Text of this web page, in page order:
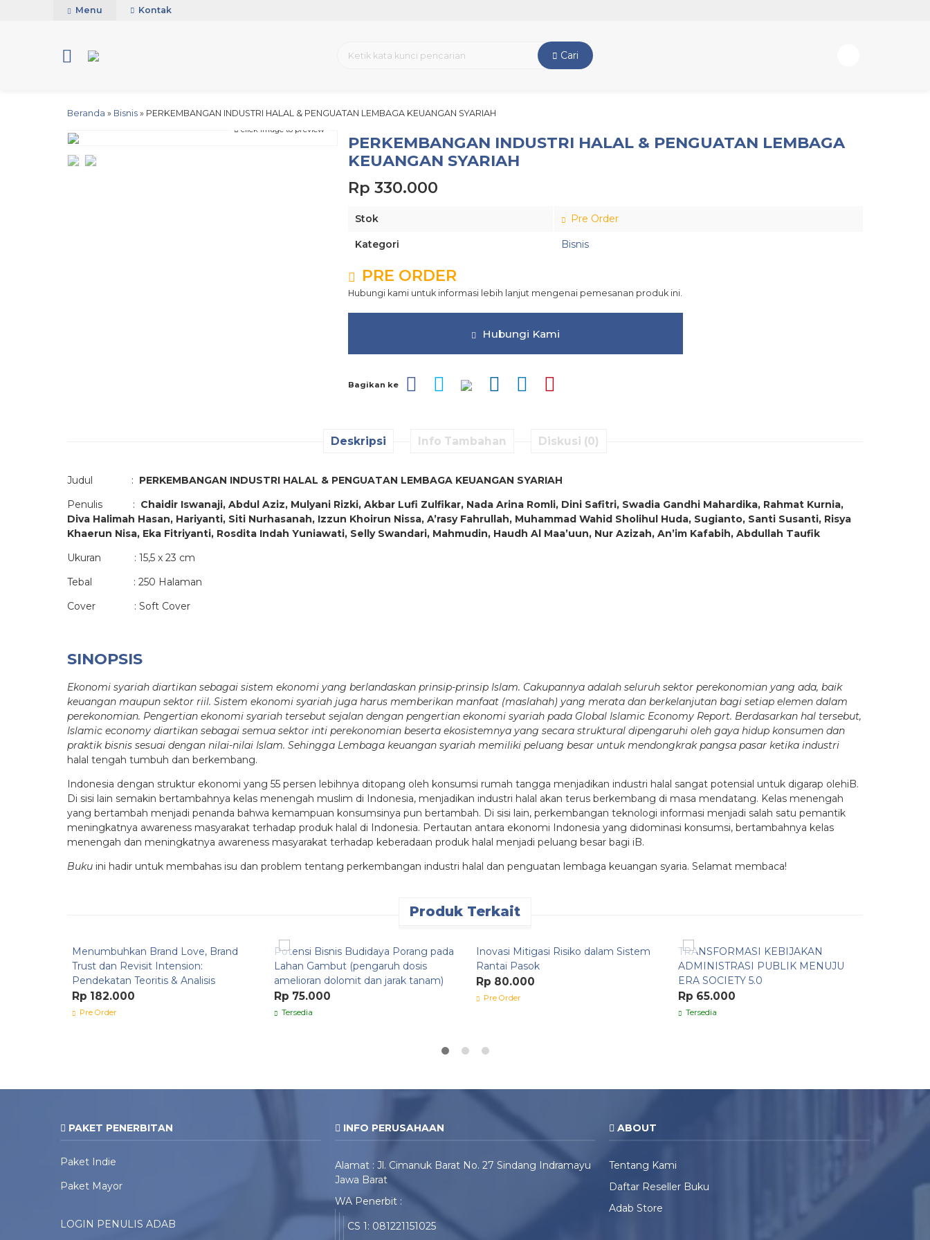
Menu Kontak
Cari
Beranda » Bisnis » PERKEMBANGAN INDUSTRI HALAL & PENGUATAN LEMBAGA KEUANGAN SYARIAH
click image to preview
PERKEMBANGAN INDUSTRI HALAL & PENGUATAN LEMBAGA
KEUANGAN SYARIAH
Rp 330.000
Stok Pre Order
Kategori Bisnis
PRE ORDER
Hubungi kami untuk informasi lebih lanjut mengenai pemesanan produk ini.
Hubungi Kami
Bagikan ke
Deskripsi Info Tambahan Diskusi (0)
Judul : PERKEMBANGAN INDUSTRI HALAL & PENGUATAN LEMBAGA KEUANGAN SYARIAH
Penulis : Chaidir Iswanaji, Abdul Aziz, Mulyani Rizki, Akbar Lufi Zulfikar, Nada Arina Romli, Dini Safitri, Swadia Gandhi Mahardika, Rahmat Kurnia,
Diva Halimah Hasan, Hariyanti, Siti Nurhasanah, Izzun Khoirun Nissa, A’rasy Fahrullah, Muhammad Wahid Sholihul Huda, Sugianto, Santi Susanti, Risya
Khaerun Nisa, Eka Fitriyanti, Rosdita Indah Yuniawati, Selly Swandari, Mahmudin, Haudh Al Maa’uun, Nur Azizah, An’im Kafabih, Abdullah Taufik
Ukuran : 15,5 x 23 cm
Tebal : 250 Halaman
Cover : Soft Cover
SINOPSIS
Ekonomi syariah diartikan sebagai sistem ekonomi yang berlandaskan prinsip-prinsip Islam. Cakupannya adalah seluruh sektor perekonomian yang ada, baik
keuangan maupun sektor riil. Sistem ekonomi syariah juga harus memberikan manfaat (maslahah) yang merata dan berkelanjutan bagi setiap elemen dalam
perekonomian. Pengertian ekonomi syariah tersebut sejalan dengan pengertian ekonomi syariah pada Global Islamic Economy Report. Berdasarkan hal tersebut,
Islamic economy diartikan sebagai semua sektor inti perekonomian beserta ekosistemnya yang secara struktural dipengaruhi oleh gaya hidup konsumen dan
praktik bisnis sesuai dengan nilai-nilai Islam. Sehingga Lembaga keuangan syariah memiliki peluang besar untuk mendongkrak pangsa pasar ketika industri
halal tengah tumbuh dan berkembang.
Indonesia dengan struktur ekonomi yang 55 persen lebihnya ditopang oleh konsumsi rumah tangga menjadikan industri halal sangat potensial untuk digarap olehiB.
Di sisi lain semakin bertambahnya kelas menengah muslim di Indonesia, menjadikan industri halal akan terus berkembang di masa mendatang. Kelas menengah
yang bertambah menjadi penanda bahwa kemampuan konsumsinya pun bertambah. Di sisi lain, perkembangan teknologi informasi menjadi salah satu pemantik
meningkatnya awareness masyarakat terhadap produk halal di Indonesia. Pertautan antara ekonomi Indonesia yang didominasi konsumsi, bertambahnya kelas
menengah dan meningkatnya awareness masyarakat terhadap keberadaan produk halal menjadi peluang besar bagi iB.
Buku ini hadir untuk membahas isu dan problem tentang perkembangan industri halal dan penguatan lembaga keuangan syaria. Selamat membaca!
Produk Terkait
Menumbuhkan Brand Love, Brand
Trust dan Revisit Intension:
Pendekatan Teoritis & Analisis
Rp 182.000
Pre Order
Potensi Bisnis Budidaya Porang pada
Lahan Gambut (pengaruh dosis
amelioran dolomit dan jarak tanam)
Rp 75.000
Tersedia
Inovasi Mitigasi Risiko dalam Sistem
Rantai Pasok
Rp 80.000
Pre Order
TRANSFORMASI KEBIJAKAN
ADMINISTRASI PUBLIK MENUJU
ERA SOCIETY 5.0
Rp 65.000
Tersedia
PAKET PENERBITAN
Paket Indie
Paket Mayor
LOGIN PENULIS ADAB
INFO PERUSAHAAN
Alamat : Jl. Cimanuk Barat No. 27 Sindang Indramayu
Jawa Barat
WA Penerbit :
CS 1: 081221151025
ABOUT
Tentang Kami
Daftar Reseller Buku
Adab Store